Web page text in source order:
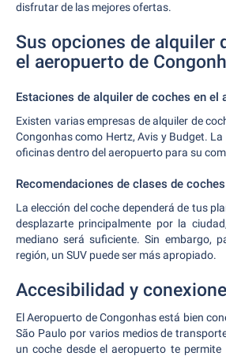
disfrutar de las mejores ofertas.
Sus opciones de alquiler
el aeropuerto de
Estaciones de alquiler de coches en el
Existen varias empresas de alquiler de
Congonhas como Hertz, Avis y Budget.
oficinas dentro del aeropuerto para su
Recomendaciones de clases de coches
La elección del coche dependerá de tus
desplazarte principalmente por la
mediano será suficiente. Sin embargo,
región, un SUV puede ser más apropiado.
Accesibilidad y
El Aeropuerto de Congonhas está bien
São Paulo por varios medios de
un coche desde el aeropuerto te